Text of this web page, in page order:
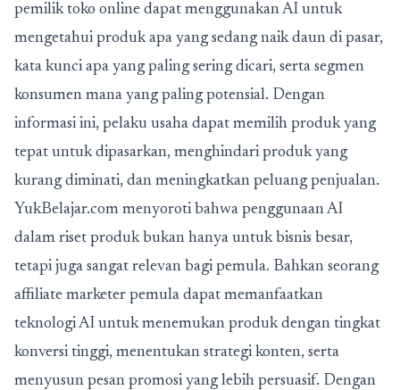
pemilik toko online dapat menggunakan AI untuk
mengetahui produk apa yang sedang naik daun di pasar,
kata kunci apa yang paling sering dicari, serta segmen
konsumen mana yang paling potensial. Dengan
informasi ini, pelaku usaha dapat memilih produk yang
tepat untuk dipasarkan, menghindari produk yang
kurang diminati, dan meningkatkan peluang penjualan.
YukBelajar.com menyoroti bahwa penggunaan AI
dalam riset produk bukan hanya untuk bisnis besar,
tetapi juga sangat relevan bagi pemula. Bahkan seorang
affiliate marketer pemula dapat memanfaatkan
teknologi AI untuk menemukan produk dengan tingkat
konversi tinggi, menentukan strategi konten, serta
menyusun pesan promosi yang lebih persuasif. Dengan